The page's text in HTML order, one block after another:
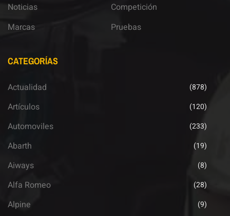
Noticias
Marcas
Competición
Pruebas
CATEGORÍAS
Actualidad (878)
Artículos (120)
Automoviles (233)
Abarth (19)
Aiways (8)
Alfa Romeo (28)
Alpine (9)